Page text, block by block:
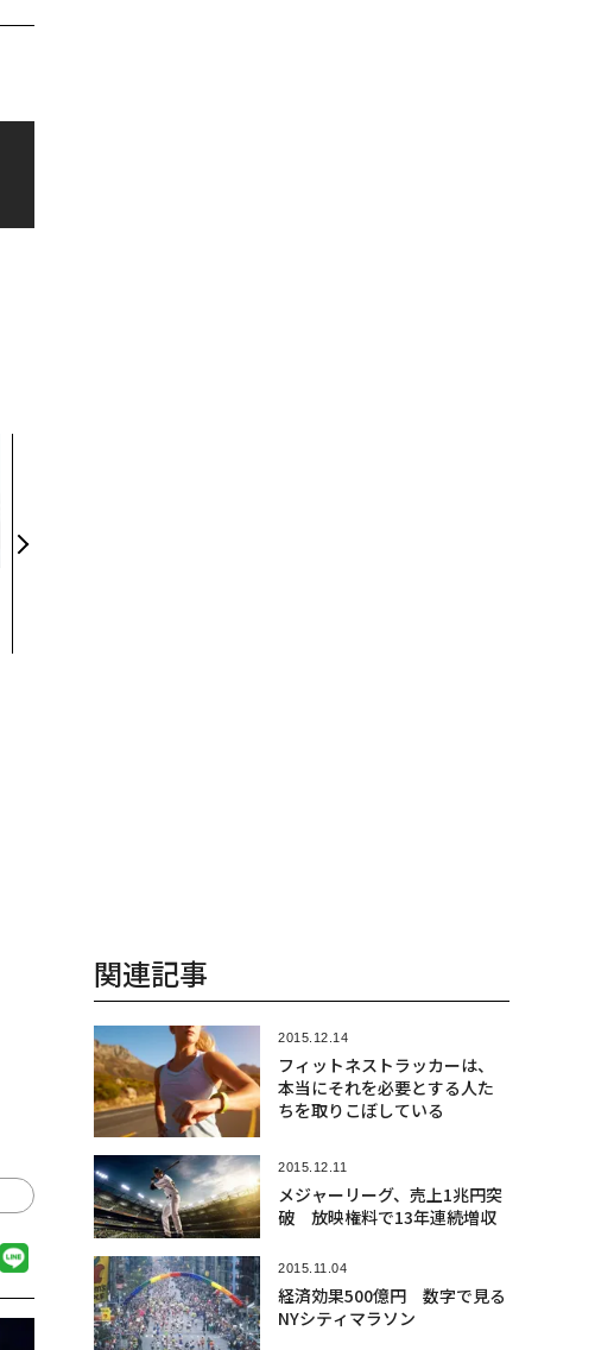
関連記事
2015.12.14
フィットネストラッカーは、
本当にそれを必要とする人た
ちを取りこぼしている
2015.12.11
メジャーリーグ、売上1兆円突
破 放映権料で13年連続増収
2015.11.04
経済効果500億円 数字で見る
NYシティマラソン